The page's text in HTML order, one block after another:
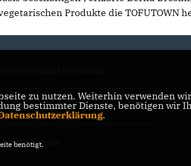
Produkte die TOFUTOWN
zu nutzen. Weiterhin verwenden
bestimmter Dienste, benötigen wir
.
benötigt.